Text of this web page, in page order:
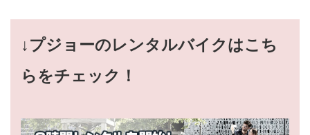
↓プジョーのレンタルバイクはこち
らをチェック！